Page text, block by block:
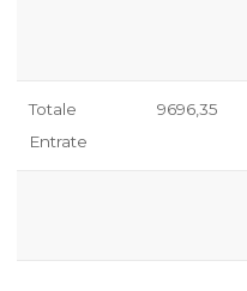
Totale
Entrate
9696,35